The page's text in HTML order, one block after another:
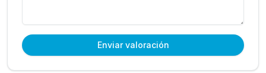
Enviar valoración